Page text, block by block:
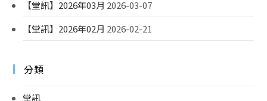
【堂訊】2026年03月 2026-03-07
【堂訊】2026年02月 2026-02-21
分類
堂訊